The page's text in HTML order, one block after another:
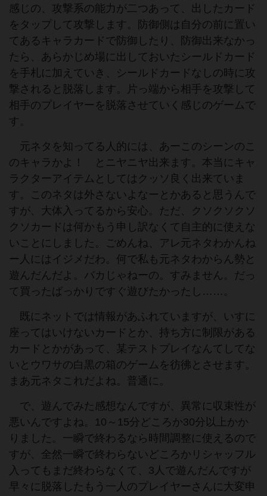
感じの、攻撃系の能力が二つあって、出したカード
をタップして攻撃します。防御側は自分の前に置い
てあるキャラカードで防御したり、防御出来なかっ
たら、あらかじめ場に出しておいたシールドカード
を手札に加えていき、シールドカードなしの時に攻
撃されると脱落します。片っ端から相手を攻撃して
相手のプレイヤーを脱落させていく感じのゲームで
す。
元ネタを知ってる人的には、あーこのシーンのこ
のキャラかよ！ とニヤニヤ出来ます。本当にキャ
ラクターアイテムとしてはクッソ良く出来ていま
す。このネタは外さないよなーとかあると思うんで
すが、大体入ってるから安心。ただ、クソクソクソ
クソカードは何かもう申し訳なくて自主的に使えな
いことにしました。ごめんね、アレ元ネタわかんね
ー人にはイジメだわ。何で私も元ネタわからん勢と
遊んだんだよ。バカじゃねーの。すみません。だっ
て買ったばっかりですぐ遊びたかったし……。
既にネットでは情報があふれていますが、いすに
座ってはいけないカードとか、持ち方に制限がある
カードとかがあって、某テストプレイなんてしてな
いとウワサの白黒の箱のゲームを彷彿とさせます。
まあ元ネタこれだよね。普通に。
で、遊んでみた感想なんですが、異常に収束性が
悪いんですよね。10～15分どころか30分以上かか
りました。一瞬で終わるなら時間調整に使えるので
すが、全然一瞬で終わらないどころかリシャッフル
入ってもまだ終わらなくて、3人で遊んだんですが
早々に脱落したもう一人のプレイヤーさんに大変申